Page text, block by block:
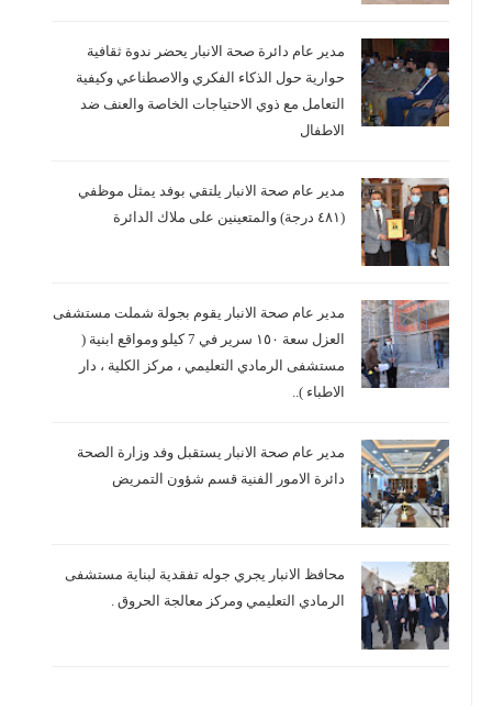
مدير عام دائرة صحة الانبار يحضر ندوة ثقافية
حوارية حول الذكاء الفكري والاصطناعي وكيفية
التعامل مع ذوي الاحتياجات الخاصة والعنف ضد
الاطفال
مدير عام صحة الانبار يلتقي بوفد يمثل موظفي
(٤٨١ درجة) والمتعينين على ملاك الدائرة
مدير عام صحة الانبار يقوم بجولة شملت مستشفى
العزل سعة ١٥٠ سرير في 7 كيلو ومواقع ابنية (
مستشفى الرمادي التعليمي ، مركز الكلية ، دار
الاطباء )..
مدير عام صحة الانبار يستقبل وفد وزارة الصحة
دائرة الامور الفنية قسم شؤون التمريض
محافظ الانبار يجري جوله تفقدية لبناية مستشفى
الرمادي التعليمي ومركز معالجة الحروق .